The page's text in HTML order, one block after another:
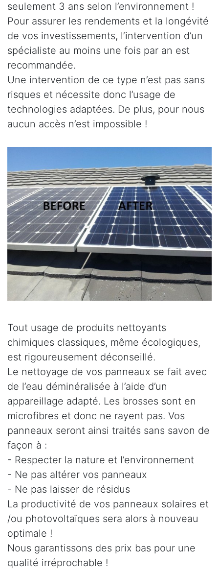
seulement 3 ans selon l’environnement !
Pour assurer les rendements et la longévité
de vos investissements, l’intervention d’un
spécialiste au moins une fois par an est
recommandée.
Une intervention de ce type n’est pas sans
risques et nécessite donc l’usage de
technologies adaptées. De plus, pour nous
aucun accès n’est impossible !
Tout usage de produits nettoyants
chimiques classiques, même écologiques,
est rigoureusement déconseillé.
Le nettoyage de vos panneaux se fait avec
de l’eau déminéralisée à l’aide d’un
appareillage adapté. Les brosses sont en
microfibres et donc ne rayent pas. Vos
panneaux seront ainsi traités sans savon de
façon à :
- Respecter la nature et l’environnement
- Ne pas altérer vos panneaux
- Ne pas laisser de résidus
La productivité de vos panneaux solaires et
/ou photovoltaïques sera alors à nouveau
optimale !
Nous garantissons des prix bas pour une
qualité irréprochable !